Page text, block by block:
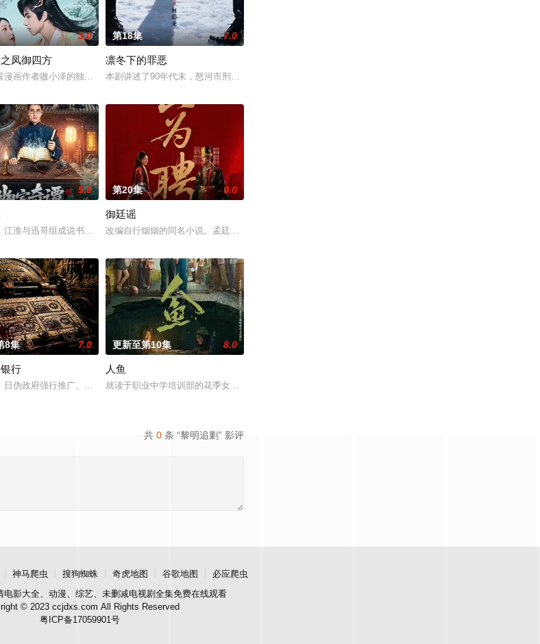
了一场跨越十年的惊天阴谋。这纸人身上，竟
遇相知，他们决心各展所长创办旅行社。他们以当地的特色人文与美食为引，用
3.0
凤御四方
漫画作者嗷小泽的独家连载漫画《吾凰在上》。 现代少女奚圆（姜贞羽 饰）因意外踏入玄机界，继而卷入虎云国内乱
第18集 7.0
凛冬下的罪恶
本剧讲述了90年代末，怒河市刑侦支队在无普及监控、无DNA鉴定技术的支持下，通过摸排、勘查等传统刑侦
媒有限公司
5.0
江淮与迅哥组成说书班子，偶遇“白天人住屋，晚上鬼占房”的阴阳宅，江淮被掳走配“阴婚”。他与女探长穆英搭档，
第20集 9.0
御廷谣
改编自行烟烟的同名小说。孟廷辉，大平王朝有史以来个以女子进士科三元及第入翰林院的奇女子。十年前的
哲学和生物学意义上的喜欢。”那个夜晚，
国的故事。甲午战争后，国家蒙羞，张謇虽高中状元，却渴望寻求强国之路。他毅
8集 7.0
行
日伪政府强行推广、使用由“中国准备银行”发行的伪钞货币。根据党中央指示，高景波、徐邵梁、孙希光和黄鹰等人开
更新至第10集 8.0
人鱼
就读于职业中学培训部的花季女生苏琳（黄杨钿甜 饰），虽自小被父母忽视，在艰苦环境中长大，但她始终刻
共 0 条 “黎明追剿” 影评
神马爬虫 搜狗蜘蛛 奇虎地图 谷歌地图
必应爬虫
电影大全、动漫、综艺、未删减电视剧全集免费在线观看
© 2023 ccjdxs.com All Rights Reserved
粤ICP备17059901号